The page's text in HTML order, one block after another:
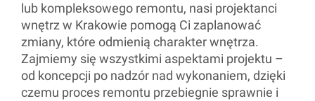
lub kompleksowego remontu, nasi projektanci
wnętrz w Krakowie pomogą Ci zaplanować
zmiany, które odmienią charakter wnętrza.
Zajmiemy się wszystkimi aspektami projektu –
od koncepcji po nadzór nad wykonaniem, dzięki
czemu proces remontu przebiegnie sprawnie i